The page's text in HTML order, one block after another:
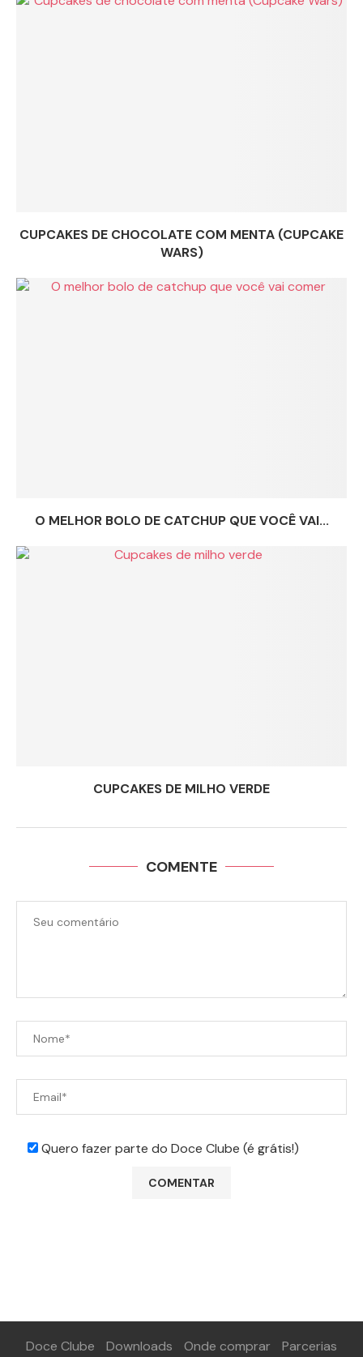
CUPCAKES DE CHOCOLATE COM MENTA (CUPCAKE
WARS)
O MELHOR BOLO DE CATCHUP QUE VOCÊ VAI...
CUPCAKES DE MILHO VERDE
COMENTE
Quero fazer parte do Doce Clube (é grátis!)
Doce Clube Downloads Onde comprar Parcerias